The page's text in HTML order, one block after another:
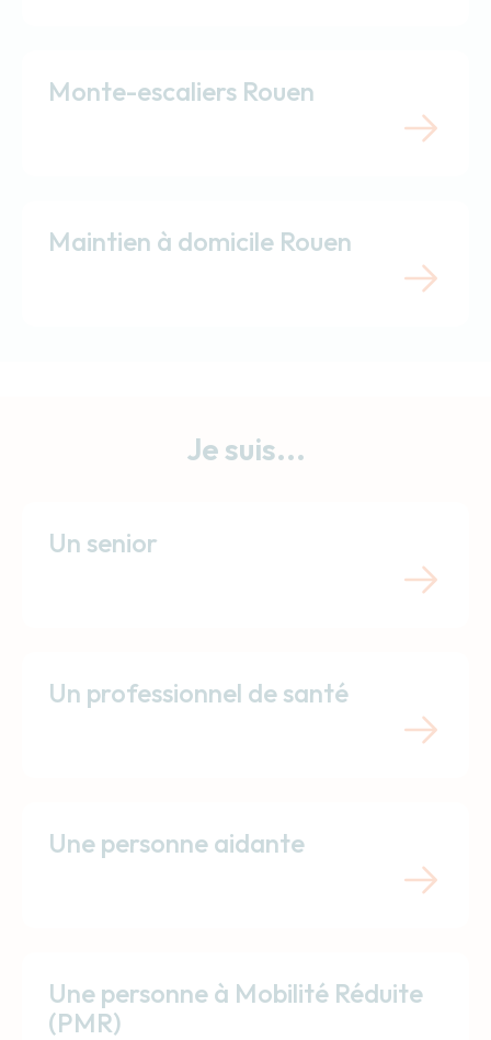
Monte-escaliers Rouen
Maintien à domicile Rouen
Je suis...
Un senior
Un professionnel de santé
Une personne aidante
Une personne à Mobilité Réduite
(PMR)